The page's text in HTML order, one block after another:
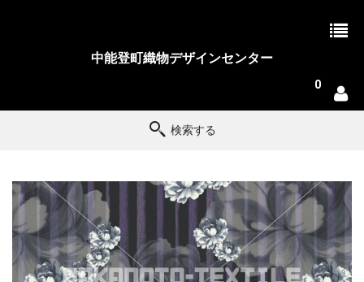
中能登町織物デザインセンター
0
検索する